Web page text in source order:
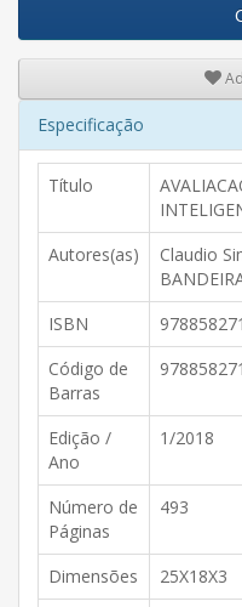
Especificação
Título
Autores(as)
Claudio
ISBN
Código de
Barras
Edição /
Ano
1/2018
Número de
Páginas
493
Dimensões
25X18X3